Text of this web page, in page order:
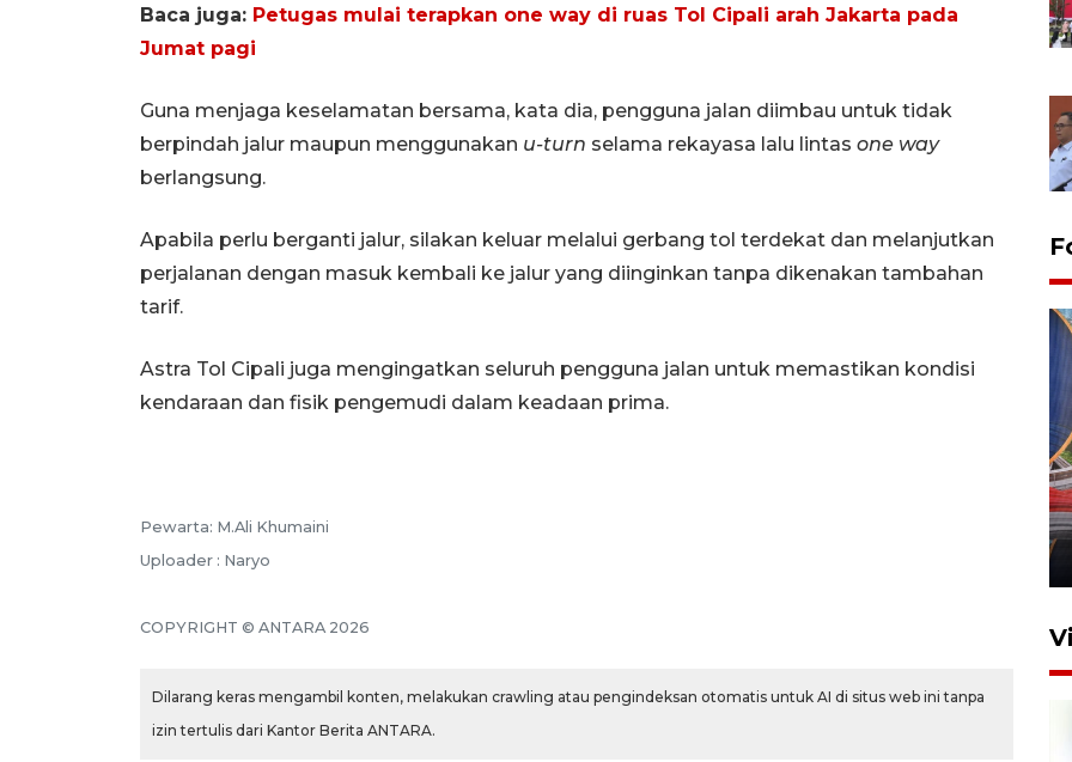
Baca juga: Petugas mulai terapkan one way di ruas Tol Cipali arah Jakarta pada
Jumat pagi
Guna menjaga keselamatan bersama, kata dia, pengguna jalan diimbau untuk tidak
berpindah jalur maupun menggunakan u-turn selama rekayasa lalu lintas one way
berlangsung.
Apabila perlu berganti jalur, silakan keluar melalui gerbang tol terdekat dan melanjutkan
perjalanan dengan masuk kembali ke jalur yang diinginkan tanpa dikenakan tambahan
tarif.
Astra Tol Cipali juga mengingatkan seluruh pengguna jalan untuk memastikan kondisi
kendaraan dan fisik pengemudi dalam keadaan prima.
Pewarta: M.Ali Khumaini
Uploader : Naryo
COPYRIGHT © ANTARA 2026
Dilarang keras mengambil konten, melakukan crawling atau pengindeksan otomatis untuk AI di situs web ini tanpa
izin tertulis dari Kantor Berita ANTARA.